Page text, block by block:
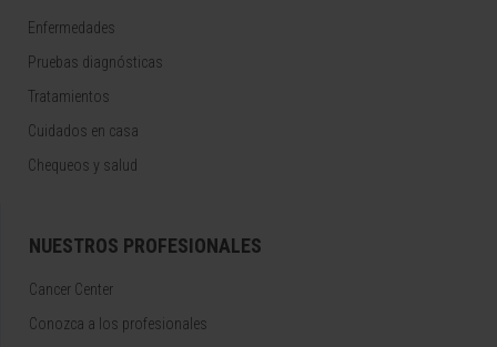
Enfermedades
Pruebas diagnósticas
Tratamientos
Cuidados en casa
Chequeos y salud
NUESTROS PROFESIONALES
Cancer Center
Conozca a los profesionales